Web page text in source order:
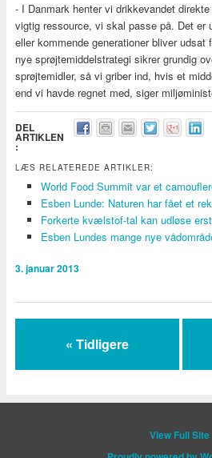
- I Danmark henter vi drikkevandet
vigtig ressource, vi skal passe på. Det er
eller kommende generationer bliver
nye sprøjtemiddelstrategi sikrer grundig
sprøjtemidler, så vi griber ind, hvis et
end vi havde regnet med, siger
DEL
ARTIKLEN
:
LÆS RELATEREDE ARTIKLER:
World Food Summit var et
Esben Lunde: Naturen har fået et
Forkerte kvælstof-tal kan udløse
Esben Lundes mange nye
3. januar 2013
« Tidligere
View Full Site